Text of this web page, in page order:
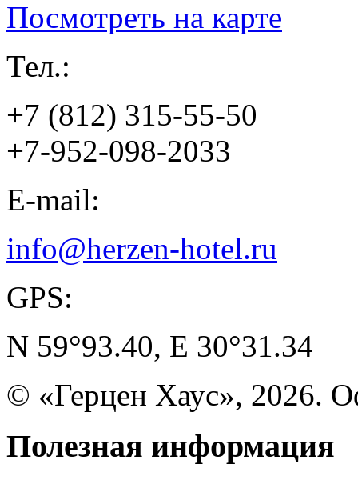
Посмотреть на карте
Тел.:
+7 (812) 315-55-50
+7-952-098-2033
E-mail:
info@herzen-hotel.ru
GPS:
N 59°93.40, E 30°31.34
© «Герцен Хаус», 2026.
Полезная информация